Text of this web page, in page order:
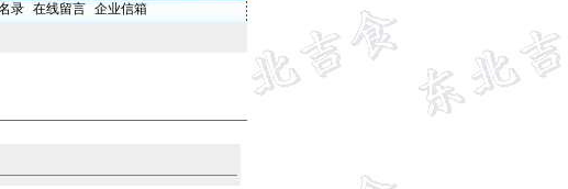
录| 在线留言| 企业信箱